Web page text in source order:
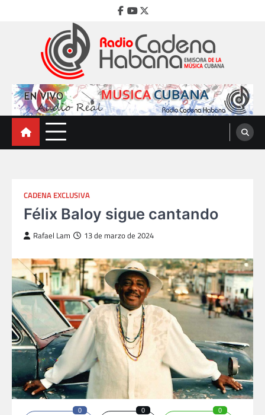
Facebook
Youtube
Twitter
Radio Cadena Habana
Emisora de la Música Cubana
CADENA EXCLUSIVA
Félix Baloy sigue cantando
Rafael Lam 13 de marzo de 2024
0 0 0